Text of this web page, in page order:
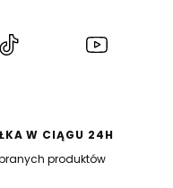
(Otwiera
(Otwiera
W CIĄGU 24H
produktów